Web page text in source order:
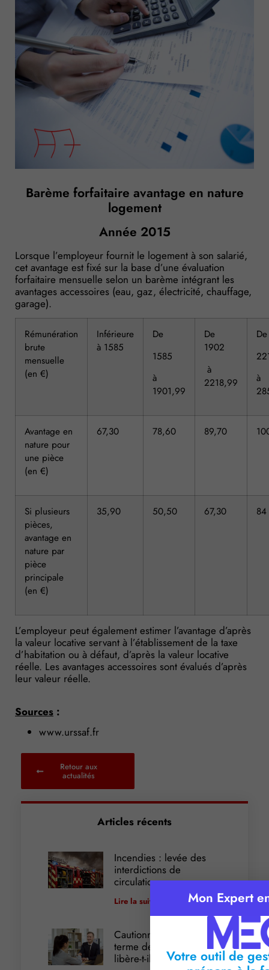
Barème forfaitaire avantage en nature
logement
Année 2015
Lorsque l’employeur fournit le logement à son salarié,
cet avantage est fixé sur la base d’une évaluation
forfaitaire mensuelle selon un barème intégrant les
avantages accessoires (eau, gaz, électricité, chauffage,
garage).
Rémunération
brute
mensuelle
(en €)
Inférieure
à 1585
De
1585
à
1901,99
De
1902
à
2218,99
De
à
Avantage en
nature pour
une pièce
(en €)
67,30 78,60 89,70
Si plusieurs
pièces,
avantage en
nature par
pièce
principale
(en €)
35,90 50,50 67,30 84
L’employeur peut également estimer l’avantage d’après
la valeur locative servant à l’établissement de la taxe
d’habitation ou à défaut, d’après la valeur locative
réelle. Les avantages accessoires sont évalués d’après
leur valeur réelle.
Sources :
www.urssaf.fr
Retour aux
actualités
Articles récents
Incendies : levée des
interdictions de
circulation
Lire la suite »
Cautionnement : le
terme de l’engagement
libère-t-il la caution ?
Mon Expert
Votre outil de